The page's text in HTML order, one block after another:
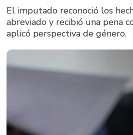
El imputado reconoció los
abreviado y recibió una pena
aplicó perspectiva de género.